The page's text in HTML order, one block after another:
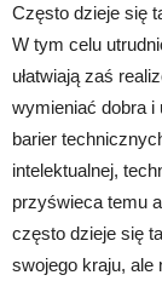
Często dzieje się
W tym celu
ułatwiają zaś
wymieniać dobra i
barier
intelektualnej,
przyświeca temu
często dzieje się
swojego kraju, ale